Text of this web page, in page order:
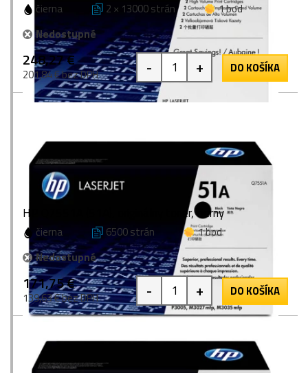
čierna 2 × 13000 strán
1 bod
Nedostupné
248,27 €
201,84 € bez DPH - + DO KOŠÍKA
HP Q7551A (51A), originálny toner, čierny
čierna 6500 strán
1 bod
Nedostupné
171,75 €
139,63 € bez DPH - + DO KOŠÍKA